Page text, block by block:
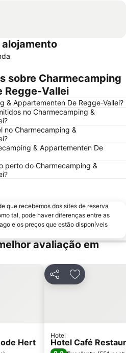
sobre Charmecamping
Regge-Vallei
& Appartementen De Regge-Vallei?
no Charmecamping &
no Charmecamping &
& Appartementen De
perto do Charmecamping &
que recebemos dos sites de reserva
tal, pode haver diferenças entre as
e os preços que estão disponíveis
avaliação em
Hert
PartilharAdicionar
Hotel
Hotel Café